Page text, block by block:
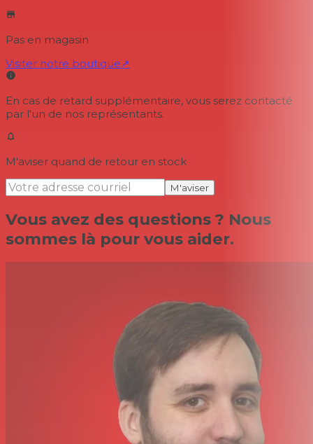
Pas en magasin
Visiter notre boutique↗
En cas de retard supplémentaire, vous serez contacté
par l'un de nos représentants.
M'aviser quand de retour en stock
M'aviser
Vous avez des questions ? Nous
sommes là pour vous aider.